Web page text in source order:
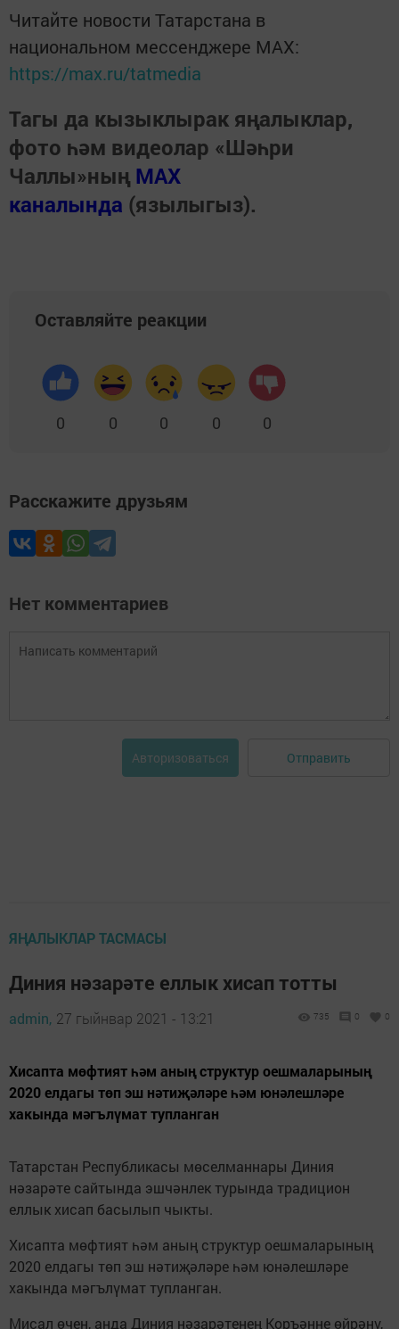
Читайте новости Татарстана в
национальном мессенджере MАХ:
https://max.ru/tatmedia
Тагы да кызыклырак яңалыклар,
фото һәм видеолар «Шәһри
Чаллы»ның MAX
каналында (язылыгыз).
Оставляйте реакции
0 0 0 0 0
Расскажите друзьям
Нет комментариев
Авторизоваться Отправить
ЯҢАЛЫКЛАР ТАСМАСЫ
Диния нәзарәте еллык хисап тотты
admin, 27 гыйнвар 2021 - 13:21 735 0 0
Хисапта мөфтият һәм аның структур оешмаларының
2020 елдагы төп эш нәтиҗәләре һәм юнәлешләре
хакында мәгълүмат тупланган
Татарстан Республикасы мөселманнары Диния
нәзарәте сайтында эшчәнлек турында традицион
еллык хисап басылып чыкты.
Хисапта мөфтият һәм аның структур оешмаларының
2020 елдагы төп эш нәтиҗәләре һәм юнәлешләре
хакында мәгълүмат тупланган.
Мисал өчен, анда Диния нәзарәтенең Коръәнне өйрәнү,